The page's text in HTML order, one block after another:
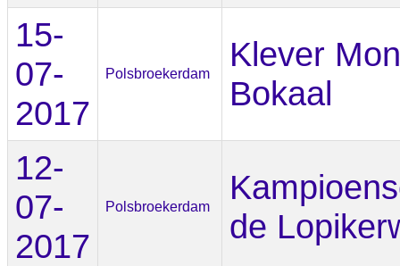
15-
07-
2017
Polsbroekerdam
Klever
Bokaal
12-
07-
2017
Polsbroekerdam
de